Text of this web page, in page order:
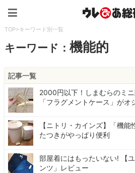
TOP>キーワード別一覧
キーワード：機能的
記事一覧
2000円以下！しまむらのミ
「フラグメントケース」が
【ニトリ・カインズ】「機
たつきがやっぱり便利
部屋着にはもったいない! 【
ンツ」レビュー